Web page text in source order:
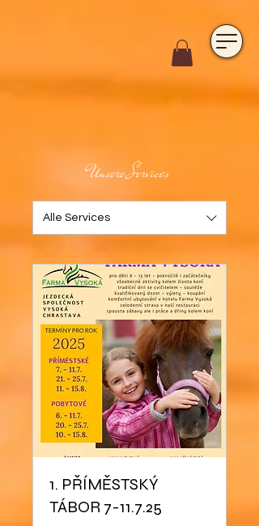
Unsere Services
Alle Services
1. PŘÍMĚSTSKÝ
TÁBOR 7-11.7.25